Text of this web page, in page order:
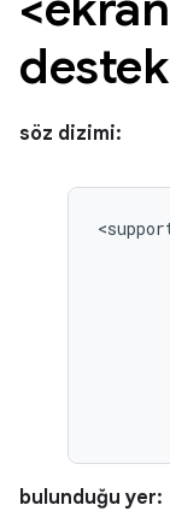
söz dizimi:
bulunduğu yer: